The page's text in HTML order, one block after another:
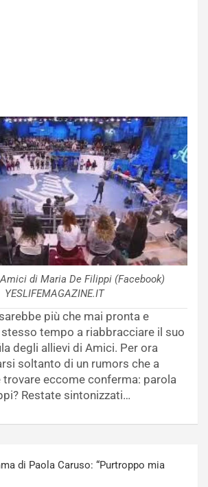
di Maria De Filippi (Facebook)
YESLIFEMAGAZINE.IT
più che mai pronta e
tempo a riabbracciare il suo
degli allievi di Amici. Per ora
soltanto di un rumors che a
eccome conferma: parola
Restate sintonizzati…
di Paola Caruso: “Purtroppo mia